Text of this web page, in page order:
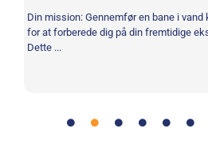
Din mission: Gennemfør en bane i
for at forberede dig på din fremtidige
Dette ...